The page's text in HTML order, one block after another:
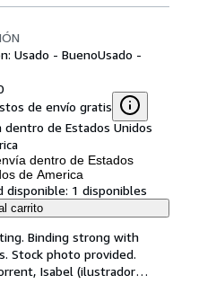
Usado - BuenoUsado -
de envío gratis
dentro de Estados Unidos
dentro de Estados
de America
disponible: 1 disponibles
carrito
Binding strong with
Stock photo provided.
Isabel (ilustrador…